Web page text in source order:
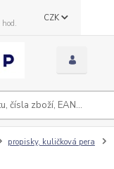
CZK
propisky, kuličková pera